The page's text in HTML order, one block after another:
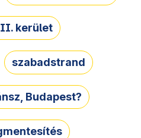
kerület
szabadstrand
Budapest?